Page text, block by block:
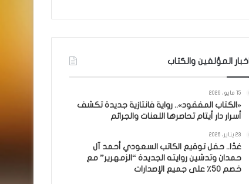
اخبار المؤلفين والكتاب
15 مايو، 2026
«الكتاب المفقود».. رواية فانتازية جديدة تكشف
أسرار دار أيتام تحاصرها اللعنات والجرائم
23 يناير، 2026
غدًا.. حفل توقيع الكاتب السعودي أحمد آل
حمدان وتدشين روايته الجديدة “الزمهرير” مع
خصم 50٪ على جميع الإصدارات